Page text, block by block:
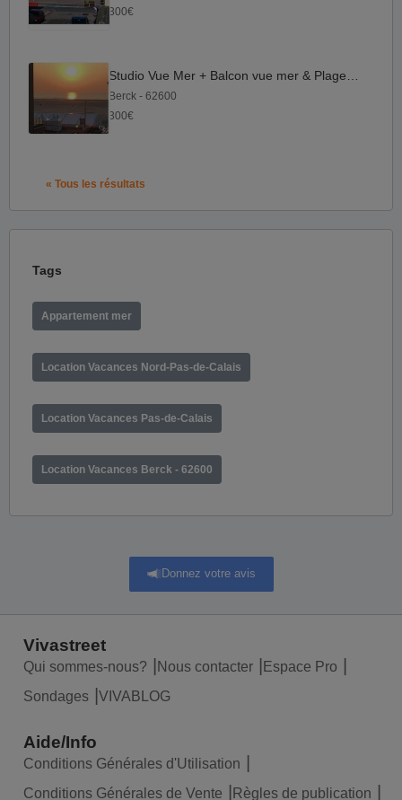
300€
Berck - 62600
300€
« Tous les résultats
Tags
Appartement mer
Location Vacances Nord-Pas-de-Calais
Location Vacances Pas-de-Calais
Location Vacances Berck - 62600
Donnez votre avis
Vivastreet
Qui sommes-nous? Nous contacter
Espace Pro
Sondages
VIVABLOG
Aide/Info
Conditions Générales d'Utilisation
Conditions Générales de Vente
Règles de publication